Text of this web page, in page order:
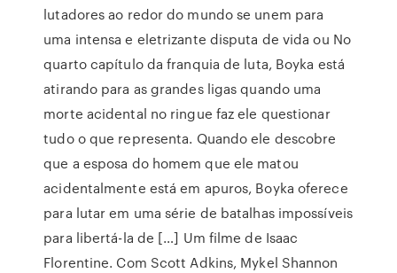
lutadores ao redor do mundo se unem para
uma intensa e eletrizante disputa de vida ou No
quarto capítulo da franquia de luta, Boyka está
atirando para as grandes ligas quando uma
morte acidental no ringue faz ele questionar
tudo o que representa. Quando ele descobre
que a esposa do homem que ele matou
acidentalmente está em apuros, Boyka oferece
para lutar em uma série de batalhas impossíveis
para libertá-la de […] Um filme de Isaac
Florentine. Com Scott Adkins, Mykel Shannon